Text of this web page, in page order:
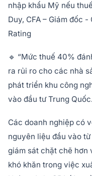
nhập khẩu Mỹ nếu
Duy, CFA – Giám đốc
Rating
🔹 “Mức thuế 40%
ra rủi ro cho các nhà
phát triển khu công
vào đầu tư Trung Quốc.
Các doanh nghiệp có
nguyên liệu đầu vào
giám sát chặt chẽ hơn
khó khăn trong việc